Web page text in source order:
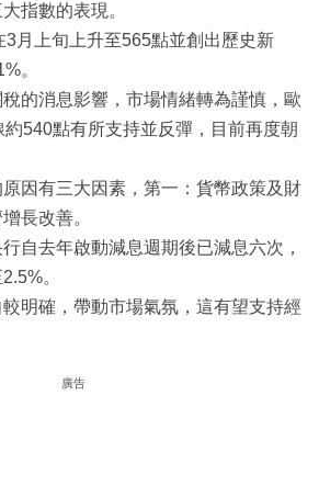
指數的表現。
3月上旬上升至565點並創出歷史新
。
的消息影響，市場情緒轉為謹慎，歐
約540點有所支持並反彈，目前再度朝
因有三大因素，第一：貨幣政策及財
長改善。
自去年啟動減息週期後已減息六次，
。
明確，帶動市場氣氛，這有望支持經
廣告